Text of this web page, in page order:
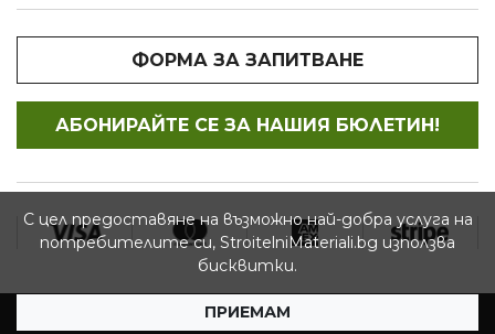
ФОРМА ЗА ЗАПИТВАНЕ
АБОНИРАЙТЕ СЕ ЗА НАШИЯ БЮЛЕТИН!
С цел предоставяне на възможно най-добра услуга на
потребителите си, StroitelniMateriali.bg използва
бисквитки.
ПРИЕМАМ
© 2026 StroitelniMateriali.bg - Всички права запазени.